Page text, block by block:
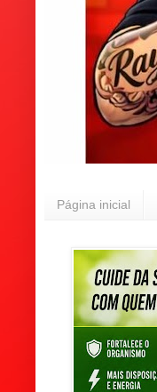
Página inicial